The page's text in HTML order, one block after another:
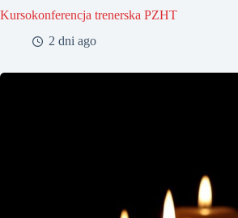
Kursokonferencja trenerska PZHT
2 dni ago